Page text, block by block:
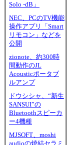
Solo -dB」
NEC、PCのTV機能
操作アプリ「Smart
リモコン」などを
公開
zionote、約300時
間動作のJL
Acousticポータブ
ルアンプ
ドウシシャ、“新生
SANSUI”の
Bluetoothスピーカ
ー4機種
MJSOFT、moshi
audioの焼結セラミ